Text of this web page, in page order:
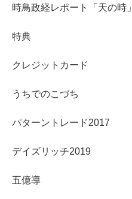
時鳥政経レポート「天の時」
特典
クレジットカード
うちでのこづち
パターントレード2017
デイズリッチ2019
五億導